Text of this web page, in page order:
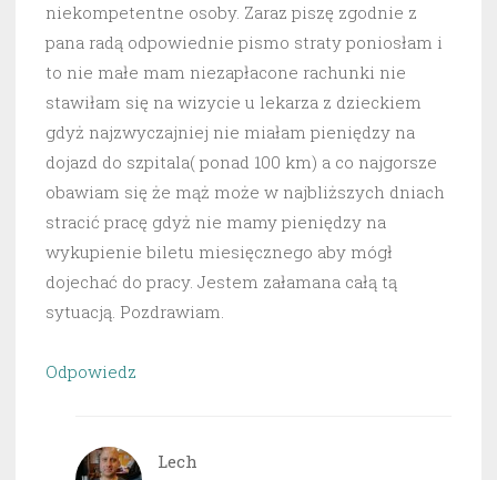
niekompetentne osoby. Zaraz piszę zgodnie z
pana radą odpowiednie pismo straty poniosłam i
to nie małe mam niezapłacone rachunki nie
stawiłam się na wizycie u lekarza z dzieckiem
gdyż najzwyczajniej nie miałam pieniędzy na
dojazd do szpitala( ponad 100 km) a co najgorsze
obawiam się że mąż może w najbliższych dniach
stracić pracę gdyż nie mamy pieniędzy na
wykupienie biletu miesięcznego aby mógł
dojechać do pracy. Jestem załamana całą tą
sytuacją. Pozdrawiam.
Odpowiedz
Lech